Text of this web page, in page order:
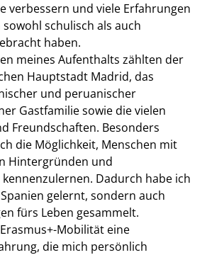
verbessern und viele Erfahrungen
schulisch als auch
haben.
meines Aufenthalts zählten der
Hauptstadt Madrid, das
und peruanischer
Gastfamilie sowie die vielen
Freundschaften. Besonders
die Möglichkeit, Menschen mit
Hintergründen und
Dadurch habe ich
gelernt, sondern auch
fürs Leben gesammelt.
Mobilität eine
die mich persönlich